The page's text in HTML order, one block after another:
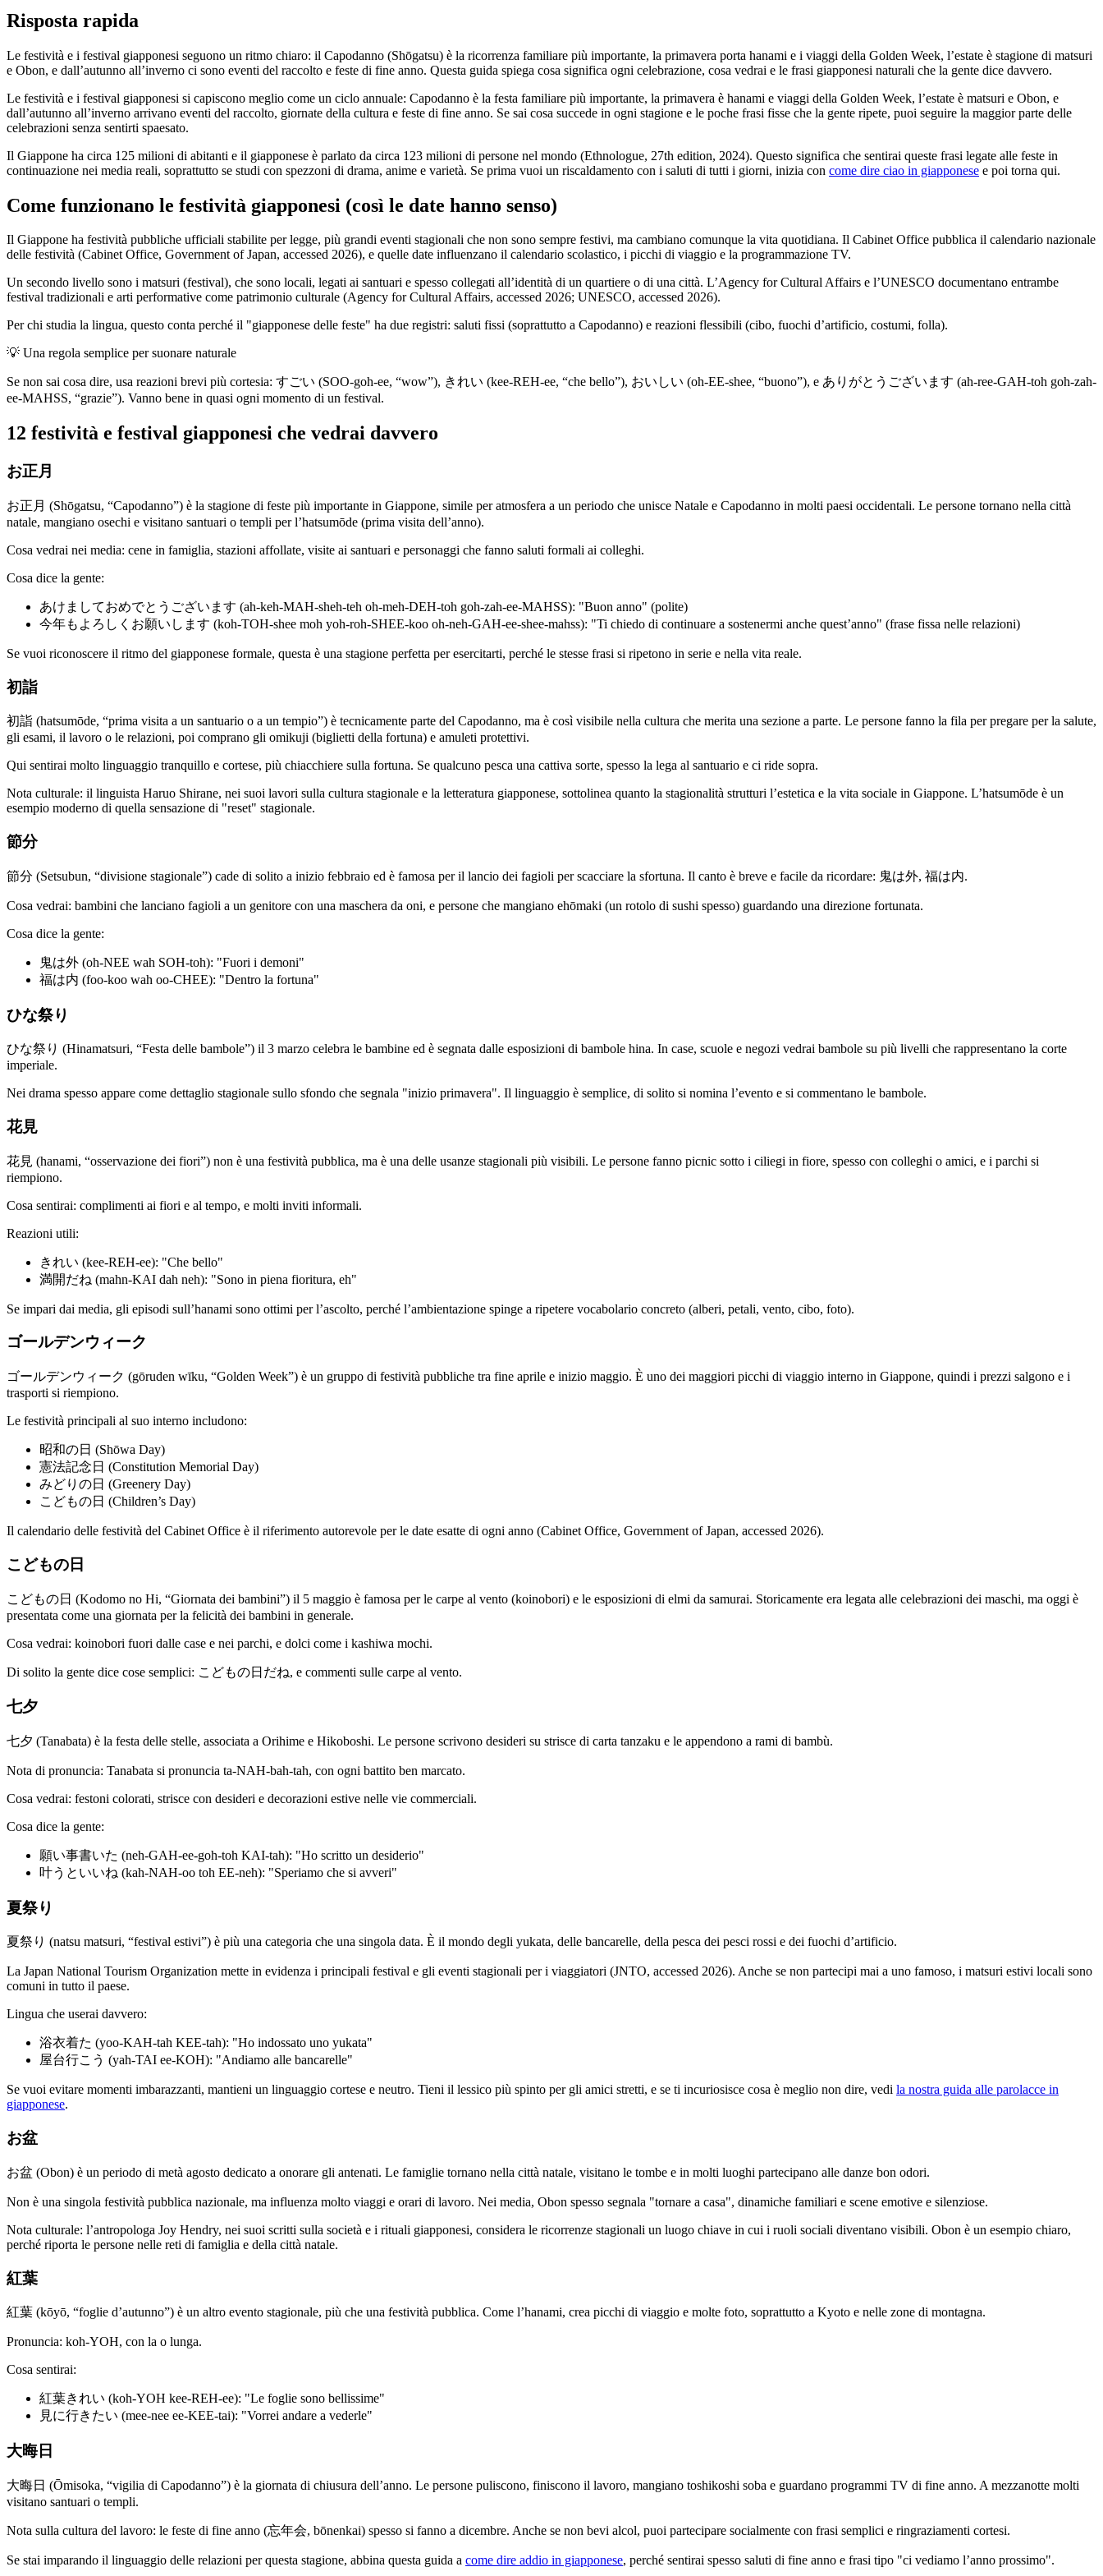
Risposta rapida
Le festività e i festival giapponesi seguono un ritmo chiaro: il Capodanno (Shōgatsu) è la ricorrenza familiare più importante, la primavera porta hanami e i viaggi della Golden Week, l’estate è stagione di matsuri
e Obon, e dall’autunno all’inverno ci sono eventi del raccolto e feste di fine anno. Questa guida spiega cosa significa ogni celebrazione, cosa vedrai e le frasi giapponesi naturali che la gente dice davvero.
Le festività e i festival giapponesi si capiscono meglio come un ciclo annuale: Capodanno è la festa familiare più importante, la primavera è hanami e viaggi della Golden Week, l’estate è matsuri e Obon, e
dall’autunno all’inverno arrivano eventi del raccolto, giornate della cultura e feste di fine anno. Se sai cosa succede in ogni stagione e le poche frasi fisse che la gente ripete, puoi seguire la maggior parte delle
celebrazioni senza sentirti spaesato.
Il Giappone ha circa 125 milioni di abitanti e il giapponese è parlato da circa 123 milioni di persone nel mondo (Ethnologue, 27th edition, 2024). Questo significa che sentirai queste frasi legate alle feste in
continuazione nei media reali, soprattutto se studi con spezzoni di drama, anime e varietà. Se prima vuoi un riscaldamento con i saluti di tutti i giorni, inizia con come dire ciao in giapponese e poi torna qui.
Come funzionano le festività giapponesi (così le date hanno senso)
Il Giappone ha festività pubbliche ufficiali stabilite per legge, più grandi eventi stagionali che non sono sempre festivi, ma cambiano comunque la vita quotidiana. Il Cabinet Office pubblica il calendario nazionale
delle festività (Cabinet Office, Government of Japan, accessed 2026), e quelle date influenzano il calendario scolastico, i picchi di viaggio e la programmazione TV.
Un secondo livello sono i matsuri (festival), che sono locali, legati ai santuari e spesso collegati all’identità di un quartiere o di una città. L’Agency for Cultural Affairs e l’UNESCO documentano entrambe
festival tradizionali e arti performative come patrimonio culturale (Agency for Cultural Affairs, accessed 2026; UNESCO, accessed 2026).
Per chi studia la lingua, questo conta perché il "giapponese delle feste" ha due registri: saluti fissi (soprattutto a Capodanno) e reazioni flessibili (cibo, fuochi d’artificio, costumi, folla).
💡 Una regola semplice per suonare naturale
Se non sai cosa dire, usa reazioni brevi più cortesia: すごい (SOO-goh-ee, “wow”), きれい (kee-REH-ee, “che bello”), おいしい (oh-EE-shee, “buono”), e ありがとうございます (ah-ree-GAH-toh goh-zah-
ee-MAHSS, “grazie”). Vanno bene in quasi ogni momento di un festival.
12 festività e festival giapponesi che vedrai davvero
お正月
お正月 (Shōgatsu, “Capodanno”) è la stagione di feste più importante in Giappone, simile per atmosfera a un periodo che unisce Natale e Capodanno in molti paesi occidentali. Le persone tornano nella città
natale, mangiano osechi e visitano santuari o templi per l’hatsumōde (prima visita dell’anno).
Cosa vedrai nei media: cene in famiglia, stazioni affollate, visite ai santuari e personaggi che fanno saluti formali ai colleghi.
Cosa dice la gente:
あけましておめでとうございます (ah-keh-MAH-sheh-teh oh-meh-DEH-toh goh-zah-ee-MAHSS): "Buon anno" (polite)
今年もよろしくお願いします (koh-TOH-shee moh yoh-roh-SHEE-koo oh-neh-GAH-ee-shee-mahss): "Ti chiedo di continuare a sostenermi anche quest’anno" (frase fissa nelle relazioni)
Se vuoi riconoscere il ritmo del giapponese formale, questa è una stagione perfetta per esercitarti, perché le stesse frasi si ripetono in serie e nella vita reale.
初詣
初詣 (hatsumōde, “prima visita a un santuario o a un tempio”) è tecnicamente parte del Capodanno, ma è così visibile nella cultura che merita una sezione a parte. Le persone fanno la fila per pregare per la salute,
gli esami, il lavoro o le relazioni, poi comprano gli omikuji (biglietti della fortuna) e amuleti protettivi.
Qui sentirai molto linguaggio tranquillo e cortese, più chiacchiere sulla fortuna. Se qualcuno pesca una cattiva sorte, spesso la lega al santuario e ci ride sopra.
Nota culturale: il linguista Haruo Shirane, nei suoi lavori sulla cultura stagionale e la letteratura giapponese, sottolinea quanto la stagionalità strutturi l’estetica e la vita sociale in Giappone. L’hatsumōde è un
esempio moderno di quella sensazione di "reset" stagionale.
節分
節分 (Setsubun, “divisione stagionale”) cade di solito a inizio febbraio ed è famosa per il lancio dei fagioli per scacciare la sfortuna. Il canto è breve e facile da ricordare: 鬼は外, 福は内.
Cosa vedrai: bambini che lanciano fagioli a un genitore con una maschera da oni, e persone che mangiano ehōmaki (un rotolo di sushi spesso) guardando una direzione fortunata.
Cosa dice la gente:
鬼は外 (oh-NEE wah SOH-toh): "Fuori i demoni"
福は内 (foo-koo wah oo-CHEE): "Dentro la fortuna"
ひな祭り
ひな祭り (Hinamatsuri, “Festa delle bambole”) il 3 marzo celebra le bambine ed è segnata dalle esposizioni di bambole hina. In case, scuole e negozi vedrai bambole su più livelli che rappresentano la corte
imperiale.
Nei drama spesso appare come dettaglio stagionale sullo sfondo che segnala "inizio primavera". Il linguaggio è semplice, di solito si nomina l’evento e si commentano le bambole.
花見
花見 (hanami, “osservazione dei fiori”) non è una festività pubblica, ma è una delle usanze stagionali più visibili. Le persone fanno picnic sotto i ciliegi in fiore, spesso con colleghi o amici, e i parchi si
riempiono.
Cosa sentirai: complimenti ai fiori e al tempo, e molti inviti informali.
Reazioni utili:
きれい (kee-REH-ee): "Che bello"
満開だね (mahn-KAI dah neh): "Sono in piena fioritura, eh"
Se impari dai media, gli episodi sull’hanami sono ottimi per l’ascolto, perché l’ambientazione spinge a ripetere vocabolario concreto (alberi, petali, vento, cibo, foto).
ゴールデンウィーク
ゴールデンウィーク (gōruden wīku, “Golden Week”) è un gruppo di festività pubbliche tra fine aprile e inizio maggio. È uno dei maggiori picchi di viaggio interno in Giappone, quindi i prezzi salgono e i
trasporti si riempiono.
Le festività principali al suo interno includono:
昭和の日 (Shōwa Day)
憲法記念日 (Constitution Memorial Day)
みどりの日 (Greenery Day)
こどもの日 (Children’s Day)
Il calendario delle festività del Cabinet Office è il riferimento autorevole per le date esatte di ogni anno (Cabinet Office, Government of Japan, accessed 2026).
こどもの日
こどもの日 (Kodomo no Hi, “Giornata dei bambini”) il 5 maggio è famosa per le carpe al vento (koinobori) e le esposizioni di elmi da samurai. Storicamente era legata alle celebrazioni dei maschi, ma oggi è
presentata come una giornata per la felicità dei bambini in generale.
Cosa vedrai: koinobori fuori dalle case e nei parchi, e dolci come i kashiwa mochi.
Di solito la gente dice cose semplici: こどもの日だね, e commenti sulle carpe al vento.
七夕
七夕 (Tanabata) è la festa delle stelle, associata a Orihime e Hikoboshi. Le persone scrivono desideri su strisce di carta tanzaku e le appendono a rami di bambù.
Nota di pronuncia: Tanabata si pronuncia ta-NAH-bah-tah, con ogni battito ben marcato.
Cosa vedrai: festoni colorati, strisce con desideri e decorazioni estive nelle vie commerciali.
Cosa dice la gente:
願い事書いた (neh-GAH-ee-goh-toh KAI-tah): "Ho scritto un desiderio"
叶うといいね (kah-NAH-oo toh EE-neh): "Speriamo che si avveri"
夏祭り
夏祭り (natsu matsuri, “festival estivi”) è più una categoria che una singola data. È il mondo degli yukata, delle bancarelle, della pesca dei pesci rossi e dei fuochi d’artificio.
La Japan National Tourism Organization mette in evidenza i principali festival e gli eventi stagionali per i viaggiatori (JNTO, accessed 2026). Anche se non partecipi mai a uno famoso, i matsuri estivi locali sono
comuni in tutto il paese.
Lingua che userai davvero:
浴衣着た (yoo-KAH-tah KEE-tah): "Ho indossato uno yukata"
屋台行こう (yah-TAI ee-KOH): "Andiamo alle bancarelle"
Se vuoi evitare momenti imbarazzanti, mantieni un linguaggio cortese e neutro. Tieni il lessico più spinto per gli amici stretti, e se ti incuriosisce cosa è meglio non dire, vedi la nostra guida alle parolacce in
giapponese.
お盆
お盆 (Obon) è un periodo di metà agosto dedicato a onorare gli antenati. Le famiglie tornano nella città natale, visitano le tombe e in molti luoghi partecipano alle danze bon odori.
Non è una singola festività pubblica nazionale, ma influenza molto viaggi e orari di lavoro. Nei media, Obon spesso segnala "tornare a casa", dinamiche familiari e scene emotive e silenziose.
Nota culturale: l’antropologa Joy Hendry, nei suoi scritti sulla società e i rituali giapponesi, considera le ricorrenze stagionali un luogo chiave in cui i ruoli sociali diventano visibili. Obon è un esempio chiaro,
perché riporta le persone nelle reti di famiglia e della città natale.
紅葉
紅葉 (kōyō, “foglie d’autunno”) è un altro evento stagionale, più che una festività pubblica. Come l’hanami, crea picchi di viaggio e molte foto, soprattutto a Kyoto e nelle zone di montagna.
Pronuncia: koh-YOH, con la o lunga.
Cosa sentirai:
紅葉きれい (koh-YOH kee-REH-ee): "Le foglie sono bellissime"
見に行きたい (mee-nee ee-KEE-tai): "Vorrei andare a vederle"
大晦日
大晦日 (Ōmisoka, “vigilia di Capodanno”) è la giornata di chiusura dell’anno. Le persone puliscono, finiscono il lavoro, mangiano toshikoshi soba e guardano programmi TV di fine anno. A mezzanotte molti
visitano santuari o templi.
Nota sulla cultura del lavoro: le feste di fine anno (忘年会, bōnenkai) spesso si fanno a dicembre. Anche se non bevi alcol, puoi partecipare socialmente con frasi semplici e ringraziamenti cortesi.
Se stai imparando il linguaggio delle relazioni per questa stagione, abbina questa guida a come dire addio in giapponese, perché sentirai spesso saluti di fine anno e frasi tipo "ci vediamo l’anno prossimo".